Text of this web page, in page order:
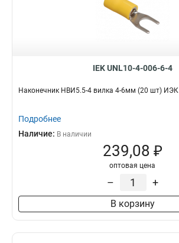
IEK UNL10-4-006-6-4
Наконечник НBИ5.5-4 вилка 4-6мм (20 шт) ИЭК
Подробнее
Наличие: В наличии
239,08 ₽
оптовая цена
– +
В корзину